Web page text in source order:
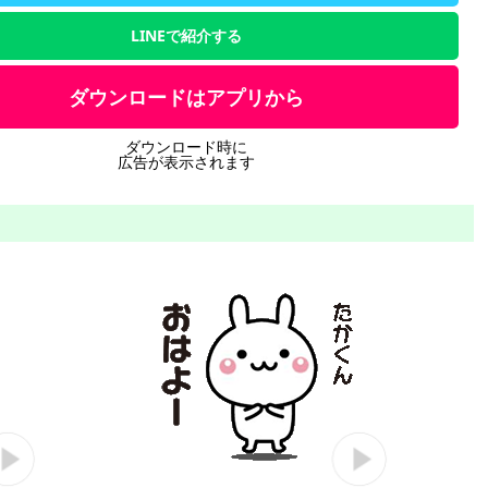
LINEで紹介する
ダウンロードはアプリから
ダウンロード時に
広告が表示されます